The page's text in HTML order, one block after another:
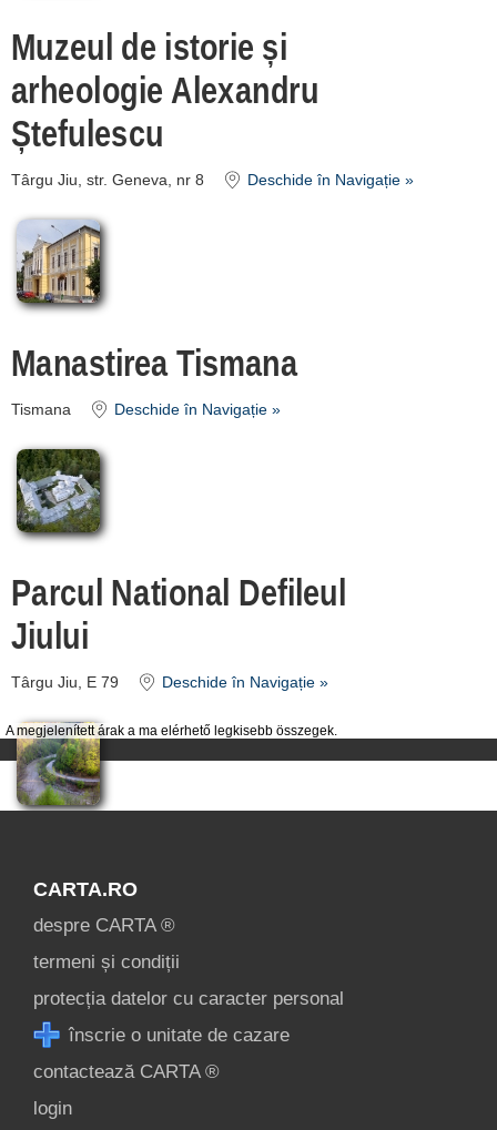
A megjelenített árak a ma elérhető legkisebb összegek.
Muzeul de istorie și
arheologie Alexandru
Ștefulescu
Târgu Jiu, str. Geneva, nr 8 Deschide în Navigație »
Manastirea Tismana
Tismana Deschide în Navigație »
Parcul National Defileul
Jiului
Târgu Jiu, E 79 Deschide în Navigație »
CARTA.RO
despre CARTA ®
termeni și condiții
protecția datelor cu caracter personal
înscrie o unitate de cazare
contactează CARTA ®
login